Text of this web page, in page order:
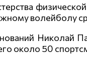
волейболу
Николай
около 50